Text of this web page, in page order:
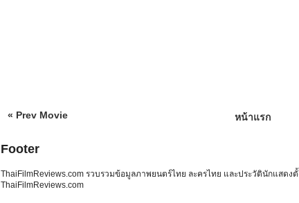
« Prev Movie หน้าแรก
Footer
ThaiFilmReviews.com รวบรวมข้อมูลภาพยนตร์ไทย ละครไทย และประวัตินักแสด
ThaiFilmReviews.com